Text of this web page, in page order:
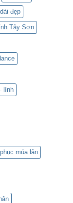
đẹp
Tây Sơn
lính
múa lân